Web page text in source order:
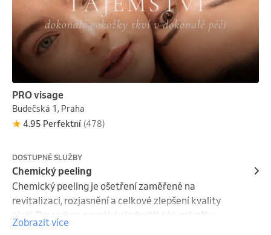
PRO visage
Budečská 1, Praha
4.95 Perfektní (478)
DOSTUPNÉ SLUŽBY
Chemický peeling
Chemický peeling je ošetření zaměřené na
revitalizaci, rozjasnění a celkové zlepšení kvality
pleti. Procedura pomáhá sjednotit tón pokožky,
zlepšit vzhled akné, pigmentací, rozšířených pórů i
Zobrazit více